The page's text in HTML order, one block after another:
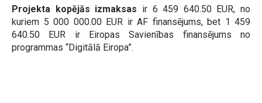
Projekta kopējās izmaksas ir 6 459 640.50 EUR, no
kuriem 5 000 000.00 EUR ir AF finansējums, bet 1 459
640.50 EUR ir Eiropas Savienības finansējums no
programmas “Digitālā Eiropa”.